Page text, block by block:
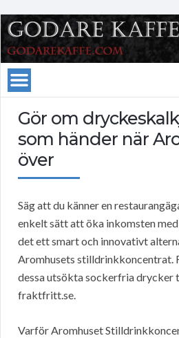
Gör om
som händer när
över
Säg att du känner en
enkelt sätt att öka inkomsten
det ett smart och innovativt
Aromhusets stilldrinkkoncentrat.
dessa utsökta sockerfria drycker
fraktfritt.se.
Varför Aromhuset